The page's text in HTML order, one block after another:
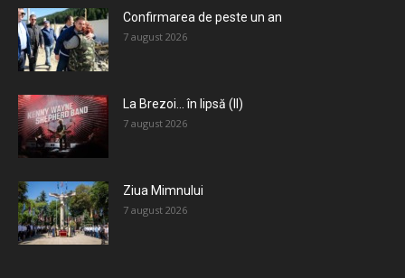
Confirmarea de peste un an
7 august 2026
La Brezoi… în lipsă (II)
7 august 2026
Ziua Mimnului
7 august 2026